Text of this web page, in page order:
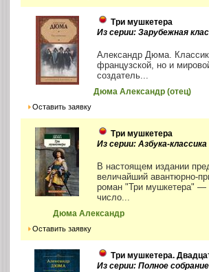
Три мушкетера
Из серии: Зарубежная
Александр Дюма.
французской, но и
создатель...
Дюма Александр (отец)
Оставить заявку
Три мушкетера
Из серии: Азбука-классика
В настоящем издании
величайший авантюрно-
роман "Три мушкетера" —
число...
Дюма Александр
Оставить заявку
Три мушкетера.
Из серии: Полное